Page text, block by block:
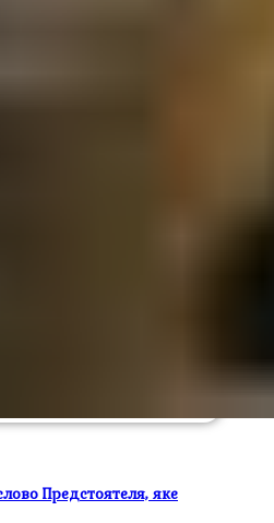
Предстоятеля, яке